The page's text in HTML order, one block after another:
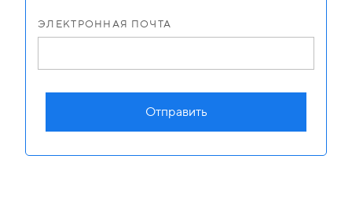
ЭЛЕКТРОННАЯ ПОЧТА
Отправить